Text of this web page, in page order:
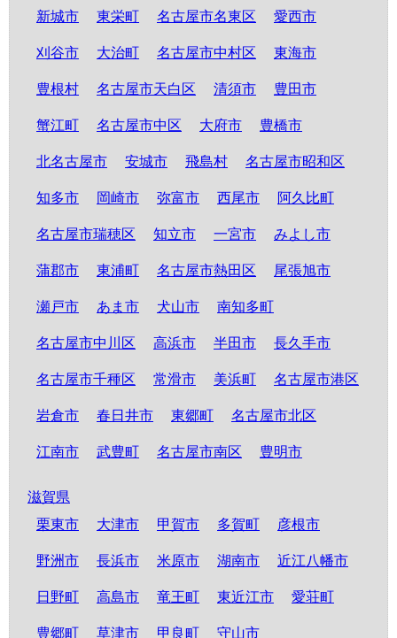
新城市 東栄町 名古屋市名東区 愛西市
刈谷市 大治町 名古屋市中村区 東海市
豊根村 名古屋市天白区 清須市 豊田市
蟹江町 名古屋市中区 大府市 豊橋市
北名古屋市 安城市 飛島村 名古屋市昭和区
知多市 岡崎市 弥富市 西尾市 阿久比町
名古屋市瑞穂区 知立市 一宮市 みよし市
蒲郡市 東浦町 名古屋市熱田区 尾張旭市
瀬戸市 あま市 犬山市 南知多町
名古屋市中川区 高浜市 半田市 長久手市
名古屋市千種区 常滑市 美浜町 名古屋市港区
岩倉市 春日井市 東郷町 名古屋市北区
江南市 武豊町 名古屋市南区 豊明市
滋賀県
栗東市
大津市 甲賀市 多賀町 彦根市
野洲市 長浜市 米原市 湖南市 近江八幡市
日野町 高島市 竜王町 東近江市 愛荘町
豊郷町 草津市 甲良町 守山市